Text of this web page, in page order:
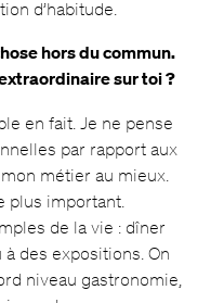
d’habitude.
hors du commun.
sur toi ?
en fait. Je ne pense
par rapport aux
métier au mieux.
plus important.
de la vie : dîner
des expositions. On
niveau gastronomie,